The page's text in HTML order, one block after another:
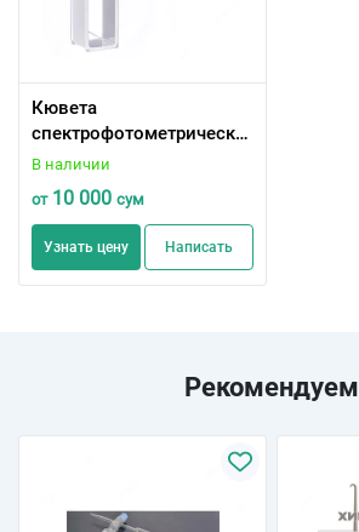
Кювета
спектрофотометрическа
я стеклянная разных
размеров
В наличии
от10 000 сум
Узнать цену Написать
Рекомендуем